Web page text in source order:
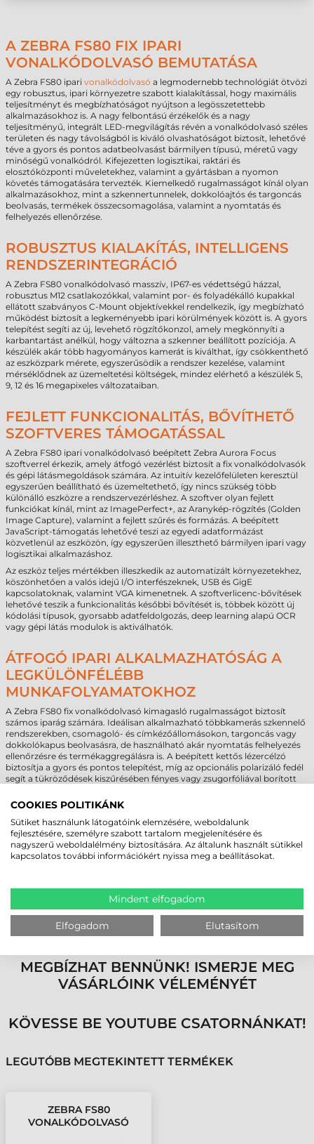
A ZEBRA FS80 FIX IPARI
VONALKÓDOLVASÓ BEMUTATÁSA
A Zebra FS80 ipari vonalkódolvasó a legmodernebb technológiát ötvözi
egy robusztus, ipari környezetre szabott kialakítással, hogy maximális
teljesítményt és megbízhatóságot nyújtson a legösszetettebb
alkalmazásokhoz is. A nagy felbontású érzékelők és a nagy
teljesítményű, integrált LED-megvilágítás révén a vonalkódolvasó széles
területen és nagy távolságból is kiváló olvashatóságot biztosít, lehetővé
téve a gyors és pontos adatbeolvasást bármilyen típusú, méretű vagy
minőségű vonalkódról. Kifejezetten logisztikai, raktári és
elosztóközponti műveletekhez, valamint a gyártásban a nyomon
követés támogatására tervezték. Kiemelkedő rugalmasságot kínál olyan
alkalmazásokhoz, mint a szkennertunnelek, dokkolóajtós és targoncás
beolvasás, termékek összecsomagolása, valamint a nyomtatás és
felhelyezés ellenőrzése.
ROBUSZTUS KIALAKÍTÁS, INTELLIGENS
RENDSZERINTEGRÁCIÓ
A Zebra FS80 vonalkódolvasó masszív, IP67-es védettségű házzal,
robusztus M12 csatlakozókkal, valamint por- és folyadékálló kupakkal
ellátott szabványos C-Mount objektívekkel rendelkezik, így megbízható
működést biztosít a legkeményebb ipari körülmények között is. A gyors
telepítést segíti az új, levehető rögzítőkonzol, amely megkönnyíti a
karbantartást anélkül, hogy változna a szkenner beállított pozíciója. A
készülék akár több hagyományos kamerát is kiválthat, így csökkenthető
az eszközpark mérete, egyszerűsödik a rendszer kezelése, valamint
mérséklődnek az üzemeltetési költségek, mindez elérhető a készülék 5,
9, 12 és 16 megapixeles változataiban.
FEJLETT FUNKCIONALITÁS, BŐVÍTHETŐ
SZOFTVERES TÁMOGATÁSSAL
A Zebra FS80 ipari vonalkódolvasó beépített Zebra Aurora Focus
szoftverrel érkezik, amely átfogó vezérlést biztosít a fix vonalkódolvasók
és gépi látásmegoldások számára. Az intuitív kezelőfelületen keresztül
egyszerűen beállítható és üzemeltethető, így nincs szükség több
különálló eszközre a rendszervezérléshez. A szoftver olyan fejlett
funkciókat kínál, mint az ImagePerfect+, az Aranykép-rögzítés (Golden
Image Capture), valamint a fejlett szűrés és formázás. A beépített
JavaScript-támogatás lehetővé teszi az egyedi adatformázást
közvetlenül az eszközön, így egyszerűen illeszthető bármilyen ipari vagy
logisztikai alkalmazáshoz.
Az eszköz teljes mértékben illeszkedik az automatizált környezetekhez,
köszönhetően a valós idejű I/O interfészeknek, USB és GigE
kapcsolatoknak, valamint VGA kimenetnek. A szoftverlicenc-bővítések
lehetővé teszik a funkcionalitás későbbi bővítését is, többek között új
kódolási típusok, gyorsabb adatfeldolgozás, deep learning alapú OCR
vagy gépi látás modulok is aktiválhatók.
ÁTFOGÓ IPARI ALKALMAZHATÓSÁG A
LEGKÜLÖNFÉLÉBB
MUNKAFOLYAMATOKHOZ
A Zebra FS80 fix vonalkódolvasó kimagasló rugalmasságot biztosít
számos iparág számára. Ideálisan alkalmazható többkamerás szkennelő
rendszerekben, csomagoló- és címkézőállomásokon, targoncás vagy
dokkolókapus beolvasásra, de használható akár nyomtatás felhelyezés
ellenőrzésre és termékaggregálásra is. A beépített kettős lézercélzó
biztosítja a gyors és pontos telepítést, míg az opcionális polarizáló fedél
segít a tükröződések kiszűrésében fényes vagy zsugorfóliával borított
Az eszköz állapotáról és teljesítményéről a 360 fokos állapotjelző LED-ek
és a konfigurálható hangjelzések adnak azonnali visszajelzést még zajos
ipari környezetben is. A Zebra Aurora HMI irányítópult pedig webes
felületen keresztül biztosít valós idejű monitorozást, így nincs szükség
külön számítógépre minden munkaállomáson, csökkentve a rendszer
hardverigényét.
megoldásokat ötvözi egy erős, ipari környezetre tervezett eszközben,
amely nemcsak pontos és gyors adatgyűjtést tesz lehetővé, de
csökkenti az eszközparkot és az üzemeltetési költségeket is.
MEGBÍZHAT BENNÜNK! ISMERJE MEG
VÁSÁRLÓINK VÉLEMÉNYÉT
KÖVESSE BE YOUTUBE CSATORNÁNKAT!
LEGUTÓBB MEGTEKINTETT TERMÉKEK
ZEBRA FS80
VONALKÓDOLVASÓ
COOKIES POLITIKÁNK
Sütiket használunk látogatóink elemzésére, weboldalunk
fejlesztésére, személyre szabott tartalom megjelenítésére és
nagyszerű weboldalélmény biztosítására. Az általunk használt sütikkel
kapcsolatos további információkért nyissa meg a beállításokat.
Mindent elfogadom
Elfogadom Elutasítom